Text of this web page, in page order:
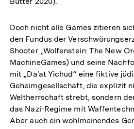
Doch nicht alle Games zitieren
den Fundus der
Shooter „Wolfenstein: The New
MachineGames) und seine
mit „Da'at Yichud“ eine fiktive
Geheimgesellschaft, die explizit
Weltherrschaft strebt, sondern
das Nazi-Regime mit
Aber auch ein wohlmeinendes